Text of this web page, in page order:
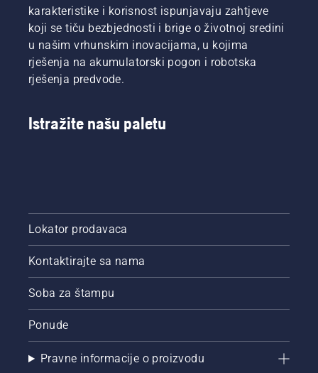
karakteristike i korisnost ispunjavaju zahtjeve
koji se tiču bezbjednosti i brige o životnoj sredini
u našim vrhunskim inovacijama, u kojima
rješenja na akumulatorski pogon i robotska
rješenja predvode.
Istražite našu paletu
Lokator prodavaca
Kontaktirajte sa nama
Soba za štampu
Ponude
Pravne informacije o proizvodu